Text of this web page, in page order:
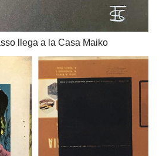
llega a la Casa Maiko